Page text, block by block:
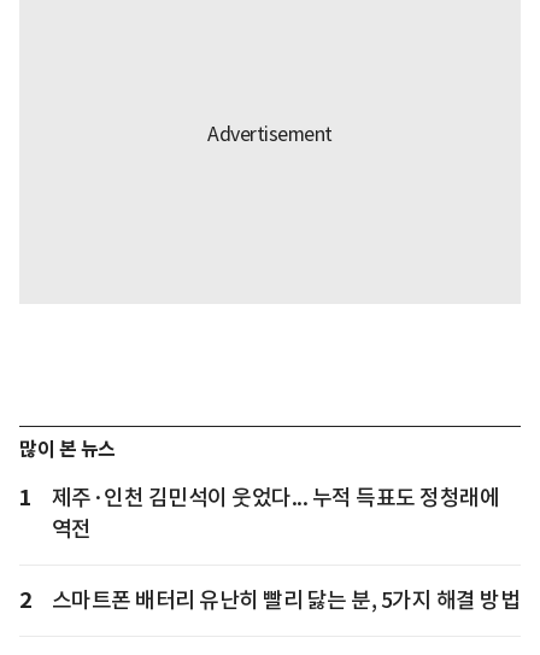
많이 본 뉴스
1
제주·인천 김민석이 웃었다... 누적 득표도 정청래에
역전
2 스마트폰 배터리 유난히 빨리 닳는 분, 5가지 해결 방법